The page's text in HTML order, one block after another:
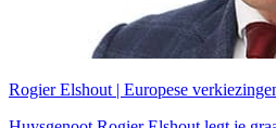
Rogier Elshout | Europese